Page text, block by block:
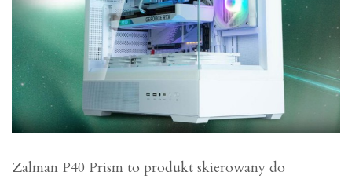
Zalman P40 Prism to produkt skierowany do